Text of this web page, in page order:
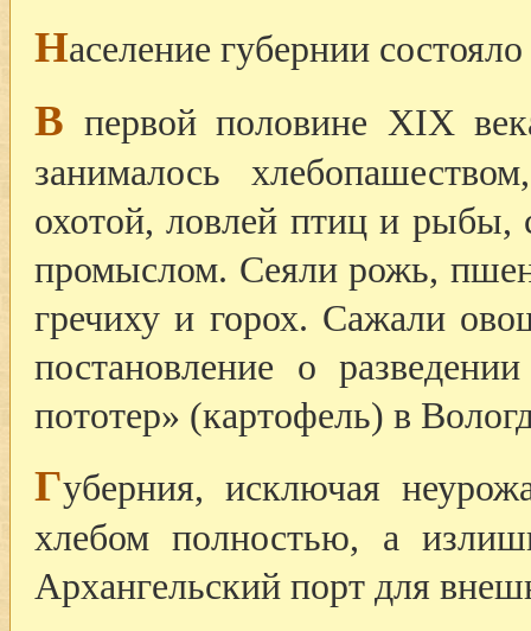
Население губернии
В первой половине XIX
занималось
охотой, ловлей птиц и
промыслом. Сеяли рожь,
гречиху и горох. Сажали
постановление о
пототер» (картофель) в
Губерния, исключая
хлебом полностью, а
Архангельский порт для